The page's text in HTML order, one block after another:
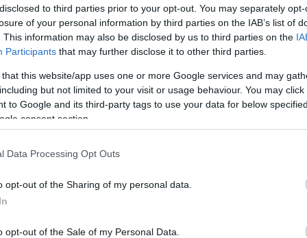
to third parties prior to your opt-out. You may separately
of your personal information by third parties on the IAB’s list of
This information may also be disclosed by us to third parties on the
Participants that may further disclose it to other third parties.
that this website/app uses one or more Google services and may
but not limited to your visit or usage behaviour. You may
to Google and its third-party tags to use your data for below
consent section.
Data Processing Opt Outs
opt-out of the Sharing of my personal data.
opt-out of the Sale of my Personal Data.
dell’ultimo minuto.
per la disciplinaIstituzioni di diritto
20 maggio 2026è stata spostata avenerdì
Conferenze. Questo cambiamento riguarda
permanenti del calendario settimanale. Si
calendario personale e, se necessario, informare i